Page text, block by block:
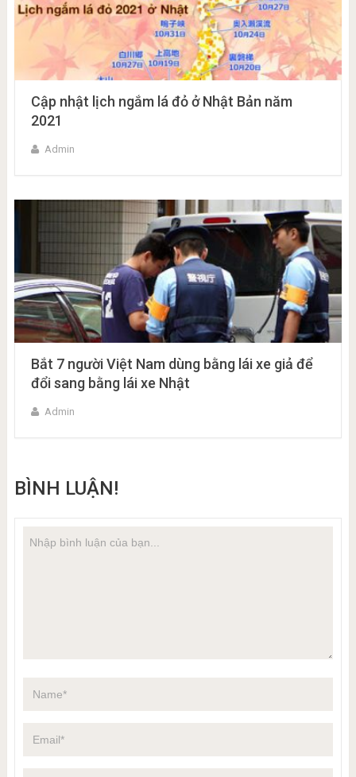
Cập nhật lịch ngắm lá đỏ ở Nhật Bản năm
2021
Admin
Bắt 7 người Việt Nam dùng bằng lái xe giả để
đổi sang bằng lái xe Nhật
Admin
BÌNH LUẬN!